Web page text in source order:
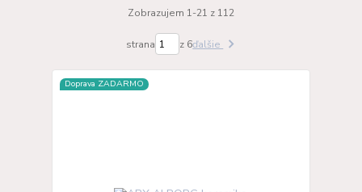
Zobrazujem 1-21 z 112
strana z 6ďalšie
Doprava ZADARMO